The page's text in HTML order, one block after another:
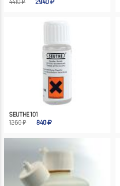
4410 ₽
2940
SEUTHE 101
1260 ₽
840